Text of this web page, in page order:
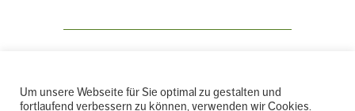
← ALLE VERANSTALTUNGEN
Um unsere Webseite für Sie optimal zu gestalten und
fortlaufend verbessern zu können, verwenden wir Cookies.